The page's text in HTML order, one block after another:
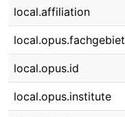
local.affiliation
local.opus.fachgebiet
local.opus.id
local.opus.institute